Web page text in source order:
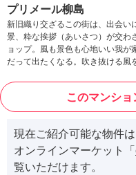
プリメール柳島
新旧織り交ざるこの街は、出会い
景、粋な挨拶（あいさつ）が交わ
ョップ。風も景色も心地いい我
だって出たくなる。吹き抜ける風
このマンシ
現在ご紹介可能な物件
オンラインマーケット「
覧いただけます。